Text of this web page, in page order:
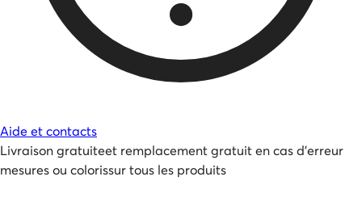
Aide et contacts
Livraison gratuiteet remplacement gratuit en cas d'erreur
mesures ou colorissur tous les produits